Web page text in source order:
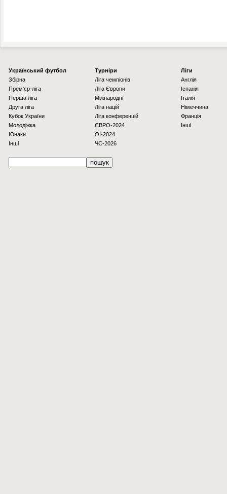
Українcький футбол
Збірна
Прем'єр-ліга
Перша ліга
Друга ліга
Кубок України
Молодіжка
Юнаки
Інші
Турніри
Ліга чемпіонів
Ліга Європи
Міжнародні
Ліга націй
Ліга конференцій
ЄВРО-2024
OI-2024
ЧС-2026
Ліги
Англія
Іспанія
Італія
Німеччина
Франція
Інші